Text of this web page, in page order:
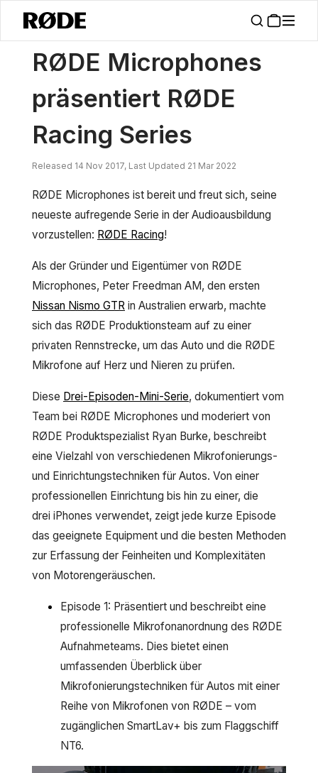
Nachrichten / RØDE Mikrofone Veröffentlicht RØDE Racing Series
RØDE Microphones
präsentiert RØDE
Racing Series
Released 14 Nov 2017, Last Updated 21 Mar 2022
RØDE Microphones ist bereit und freut sich, seine
neueste aufregende Serie in der Audioausbildung
vorzustellen: RØDE Racing!
Als der Gründer und Eigentümer von RØDE
Microphones, Peter Freedman AM, den ersten
Nissan Nismo GTR in Australien erwarb, machte
sich das RØDE Produktionsteam auf zu einer
privaten Rennstrecke, um das Auto und die RØDE
Mikrofone auf Herz und Nieren zu prüfen.
Diese Drei-Episoden-Mini-Serie, dokumentiert vom
Team bei RØDE Microphones und moderiert von
RØDE Produktspezialist Ryan Burke, beschreibt
eine Vielzahl von verschiedenen Mikrofonierungs-
und Einrichtungstechniken für Autos. Von einer
professionellen Einrichtung bis hin zu einer, die
drei iPhones verwendet, zeigt jede kurze Episode
das geeignete Equipment und die besten Methoden
zur Erfassung der Feinheiten und Komplexitäten
von Motorengeräuschen.
Episode 1: Präsentiert und beschreibt eine
professionelle Mikrofonanordnung des RØDE
Aufnahmeteams. Dies bietet einen
umfassenden Überblick über
Mikrofonierungstechniken für Autos mit einer
Reihe von Mikrofonen von RØDE – vom
zugänglichen SmartLav+ bis zum Flaggschiff
NT6.